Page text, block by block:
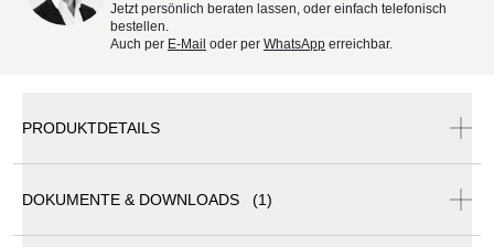
Jetzt persönlich beraten lassen, oder einfach telefonisch
bestellen.
Auch per E-Mail oder per WhatsApp erreichbar.
PRODUKTDETAILS
DOKUMENTE & DOWNLOADS (1)